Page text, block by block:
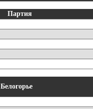
Партия
Белогорье